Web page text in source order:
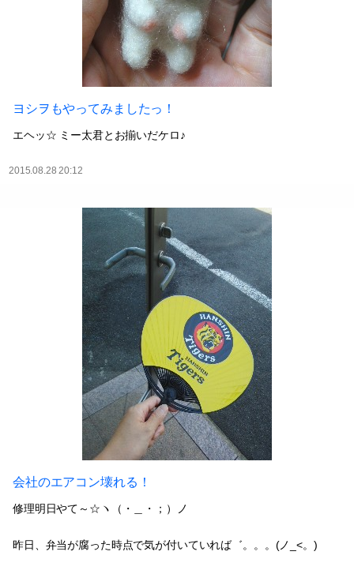
ヨシヲもやってみましたっ！
エヘッ☆ ミー太君とお揃いだケロ♪
2015.08.28 20:12
会社のエアコン壊れる！
修理明日やて～☆ヽ（・＿・；）ノ
昨日、弁当が腐った時点で気が付いていれば゛。。。(ノ_<。)